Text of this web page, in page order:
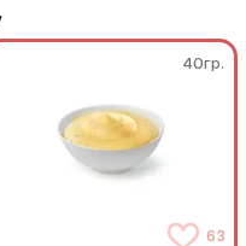
40гр.
63